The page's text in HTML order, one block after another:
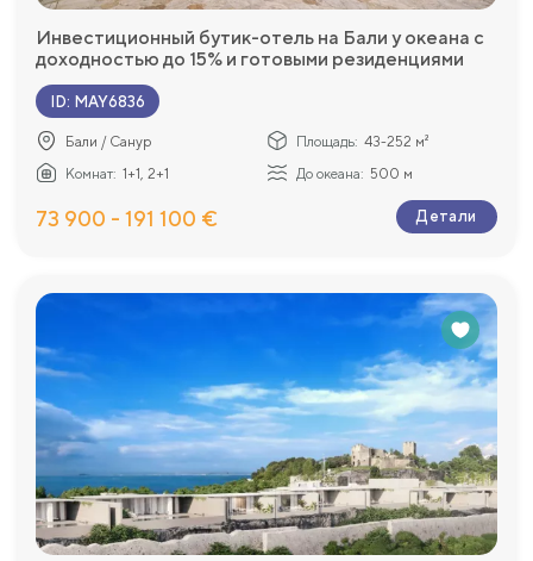
Инвестиционный бутик-отель на Бали у океана с
доходностью до 15% и готовыми резиденциями
ID: MAY6836
Бали / Санур Площадь: 43-252 м²
Комнат: 1+1, 2+1 До океана: 500 м
73 900 - 191 100 € Детали